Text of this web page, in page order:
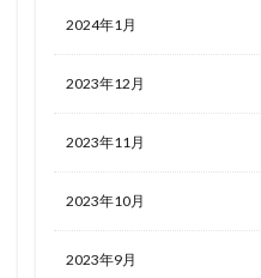
2024年1月
2023年12月
2023年11月
2023年10月
2023年9月